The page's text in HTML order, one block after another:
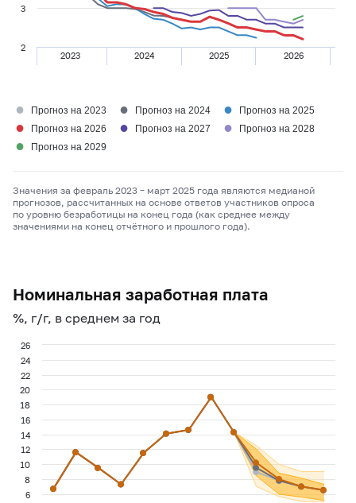
2023 2024 2025 2026
2
3
● Прогноз на 2023 ● Прогноз на 2024 ● Прогноз на 2025
● Прогноз на 2026 ● Прогноз на 2027 ● Прогноз на 2028
● Прогноз на 2029
Значения за февраль 2023 – март 2025 года являются медианой
прогнозов, рассчитанных на основе ответов участников опроса
по уровню безработицы на конец года (как среднее между
значениями на конец отчётного и прошлого года).
Номинальная заработная плата
%, г/г, в среднем за год
6
8
10
12
14
16
18
20
22
24
26